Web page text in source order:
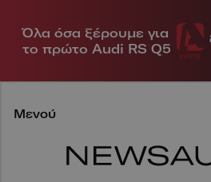
Όλα όσα ξέρουμε για
το πρώτο Audi RS Q5
Μενού
Μενού